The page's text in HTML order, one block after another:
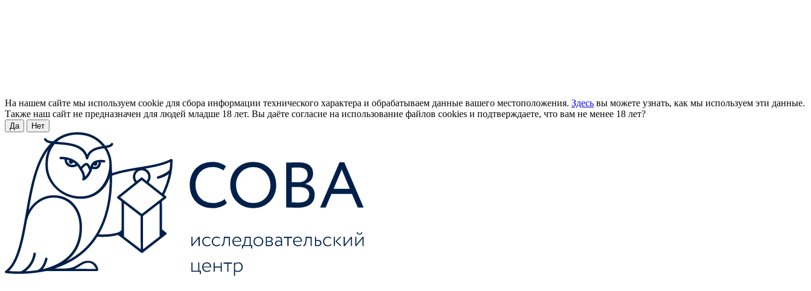
На нашем сайте мы используем cookie для сбора информации технического характера и обрабатываем данные вашего местоположения. Здесь вы можете узнать, как мы используем эти данные.
Также наш сайт не предназначен для людей младше 18 лет. Вы даёте согласие на использование файлов cookies и подтверждаете, что вам не менее 18 лет?
Да Нет